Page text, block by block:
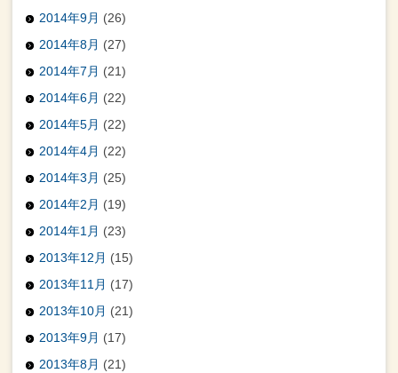
2014年9月 (26)
2014年8月 (27)
2014年7月 (21)
2014年6月 (22)
2014年5月 (22)
2014年4月 (22)
2014年3月 (25)
2014年2月 (19)
2014年1月 (23)
2013年12月 (15)
2013年11月 (17)
2013年10月 (21)
2013年9月 (17)
2013年8月 (21)